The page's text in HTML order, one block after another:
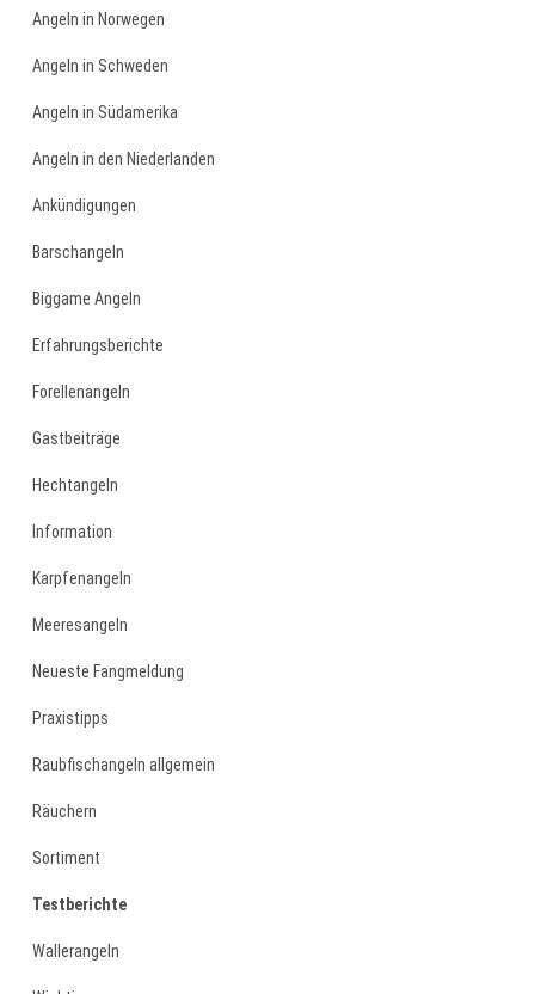
Angeln in Norwegen
Angeln in Schweden
Angeln in Südamerika
Angeln in den Niederlanden
Ankündigungen
Barschangeln
Biggame Angeln
Erfahrungsberichte
Forellenangeln
Gastbeiträge
Hechtangeln
Information
Karpfenangeln
Meeresangeln
Neueste Fangmeldung
Praxistipps
Raubfischangeln allgemein
Räuchern
Sortiment
Testberichte
Wallerangeln